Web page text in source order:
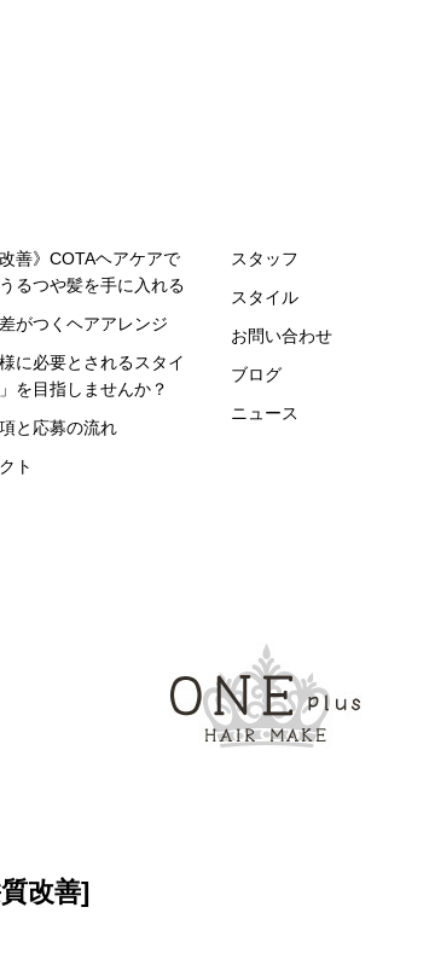
改善》COTAヘアケアで
るつや髪を手に入れる
がつくヘアアレンジ
に必要とされるスタイ
を目指しませんか？
と応募の流れ
ト
スタッフ
スタイル
お問い合わせ
ブログ
ニュース
改善]